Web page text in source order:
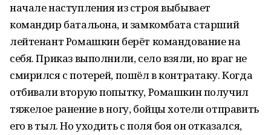
начале наступления из строя выбывает
командир батальона, и замкомбата старший
лейтенант Ромашкин берёт командование на
себя. Приказ выполнили, село взяли, но враг не
смирился с потерей, пошёл в контратаку. Когда
отбивали вторую попытку, Ромашкин получил
тяжелое ранение в ногу, бойцы хотели отправить
его в тыл. Но уходить с поля боя он отказался,